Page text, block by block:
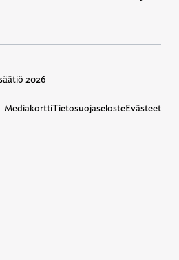
2026
MediakorttiTietosuojaselosteEvästeet